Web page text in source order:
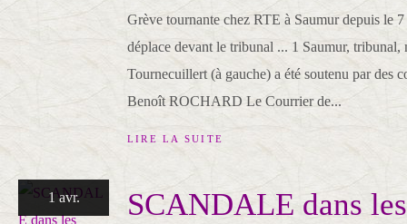
Grève tournante chez RTE à Saumur depuis le
déplace devant le tribunal ... 1 Saumur, tribunal,
Tournecuillert (à gauche) a été soutenu par des
Benoît ROCHARD Le Courrier de...
LIRE LA SUITE
1 avr.
SCANDALE dans